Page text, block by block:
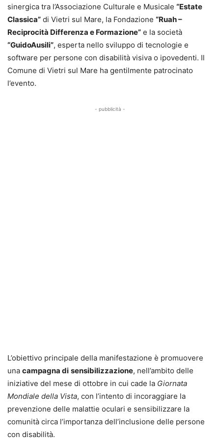
sinergica tra l’Associazione Culturale e Musicale “Estate
Classica” di Vietri sul Mare, la Fondazione “Ruah –
Reciprocità Differenza e Formazione” e la società
“GuidoAusili”, esperta nello sviluppo di tecnologie e
software per persone con disabilità visiva o ipovedenti. Il
Comune di Vietri sul Mare ha gentilmente patrocinato
l’evento.
- pubblicità -
L’obiettivo principale della manifestazione è promuovere
una campagna di sensibilizzazione, nell’ambito delle
iniziative del mese di ottobre in cui cade la Giornata
Mondiale della Vista, con l’intento di incoraggiare la
prevenzione delle malattie oculari e sensibilizzare la
comunità circa l’importanza dell’inclusione delle persone
con disabilità.